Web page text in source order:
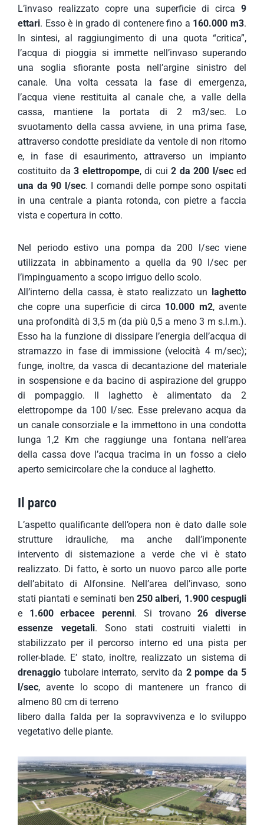
L’invaso realizzato copre una superficie di circa 9
ettari. Esso è in grado di contenere fino a 160.000 m3.
In sintesi, al raggiungimento di una quota “critica”,
l’acqua di pioggia si immette nell’invaso superando
una soglia sfiorante posta nell’argine sinistro del
canale. Una volta cessata la fase di emergenza,
l’acqua viene restituita al canale che, a valle della
cassa, mantiene la portata di 2 m3/sec. Lo
svuotamento della cassa avviene, in una prima fase,
attraverso condotte presidiate da ventole di non ritorno
e, in fase di esaurimento, attraverso un impianto
costituito da 3 elettropompe, di cui 2 da 200 l/seced
una da 90 l/sec. I comandi delle pompe sono ospitati
in una centrale a pianta rotonda, con pietre a faccia
vista e copertura in cotto.
Nel periodo estivo una pompa da 200 l/sec viene
utilizzata in abbinamento a quella da 90 l/sec per
l’impinguamento a scopo irriguo dello scolo.
All’interno della cassa, è stato realizzato un laghetto
che copre una superficie di circa 10.000 m2, avente
una profondità di 3,5 m (da più 0,5 a meno 3 m s.l.m.).
Esso ha la funzione di dissipare l’energia dell’acqua di
stramazzo in fase di immissione (velocità 4 m/sec);
funge, inoltre, da vasca di decantazione del materiale
in sospensione e da bacino di aspirazione del gruppo
di pompaggio. Il laghetto è alimentato da 2
elettropompe da 100 l/sec. Esse prelevano acqua da
un canale consorziale e la immettono in una condotta
lunga 1,2 Km che raggiunge una fontana nell’area
della cassa dove l’acqua tracima in un fosso a cielo
aperto semicircolare che la conduce al laghetto.
Il parco
L’aspetto qualificante dell’opera non è dato dalle sole
strutture idrauliche, ma anche dall’imponente
intervento di sistemazione a verde che vi è stato
realizzato. Di fatto, è sorto un nuovo parco alle porte
dell’abitato di Alfonsine. Nell’area dell’invaso, sono
stati piantati e seminati ben 250 alberi, 1.900 cespugli
e 1.600 erbacee perenni. Si trovano26 diverse
essenze vegetali. Sono stati costruiti vialetti in
stabilizzato per il percorso interno ed una pista per
roller-blade. E’ stato, inoltre, realizzato un sistema di
drenaggio tubolare interrato, servito da 2 pompe da 5
l/sec, avente lo scopo di mantenere un franco di
almeno 80 cm di terreno
libero dalla falda per la sopravvivenza e lo sviluppo
vegetativo delle piante.